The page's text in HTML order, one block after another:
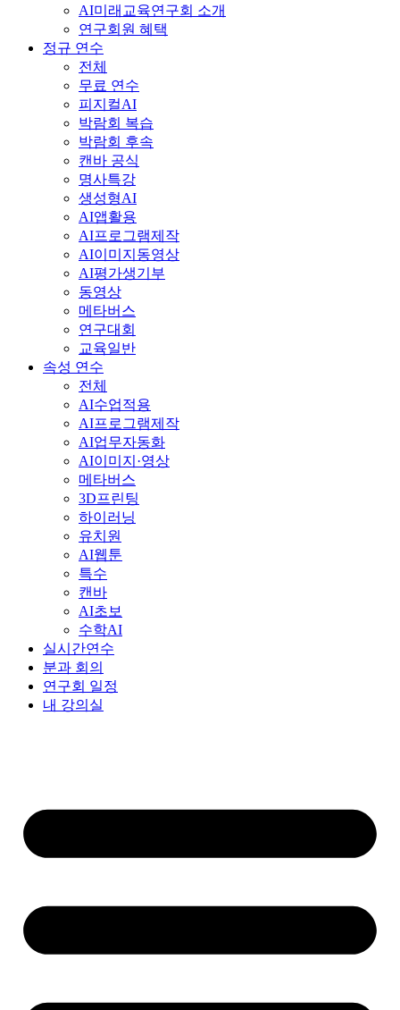
AI미래교육연구회 소개
연구회원 혜택
정규 연수
전체
무료 연수
피지컬AI
박람회 복습
박람회 후속
캔바 공식
명사특강
생성형AI
AI앱활용
AI프로그램제작
AI이미지동영상
AI평가생기부
동영상
메타버스
연구대회
교육일반
속성 연수
전체
AI수업적용
AI프로그램제작
AI업무자동화
AI이미지·영상
메타버스
3D프린팅
하이러닝
유치원
AI웹툰
특수
캔바
AI초보
수학AI
실시간연수
분과 회의
연구회 일정
내 강의실